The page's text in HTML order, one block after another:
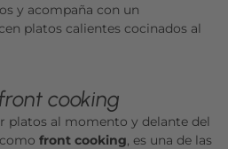
y acompaña con un
platos calientes cocinados al
front cooking
platos al momento y delante del
front cooking, es una de las